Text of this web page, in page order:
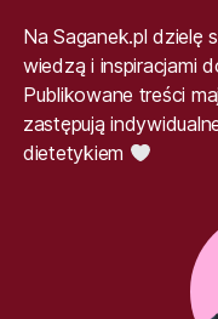
Na Saganek.pl dzielę
wiedzą i inspiracjami
Publikowane treści
zastępują
dietetykiem